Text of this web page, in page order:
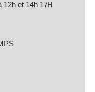
12h et 14h 17H